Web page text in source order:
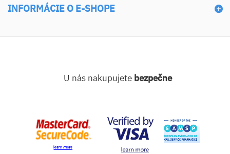
INFORMÁCIE O E-SHOPE
U nás nakupujete bezpečne